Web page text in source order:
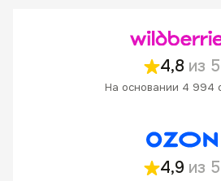
4,8 из 5
На основании 4 994
4,9 из 5